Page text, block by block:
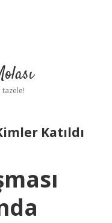
tazele!
Katıldı